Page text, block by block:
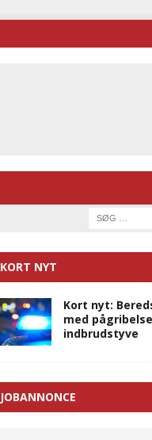
KORT NYT
Kort nyt:
med
indbrudstyve
JOBANNONCE